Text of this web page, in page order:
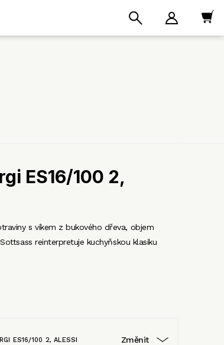
ES16/100 2,
s víkem z bukového dřeva, objem
reinterpretuje kuchyňskou klasiku
ES16/100 2, ALESSI Změnit